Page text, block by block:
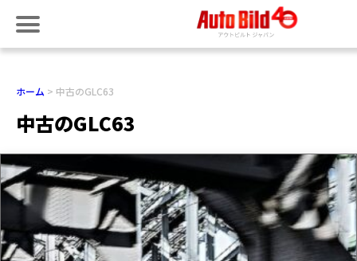
ホーム 中古のGLC63
中古のGLC63